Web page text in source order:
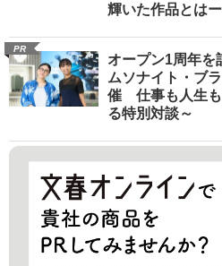
輝いた作品とはー
PR
オープン1周年を
ムソナイト・ブ
催 仕事も人生も
る特別対談～